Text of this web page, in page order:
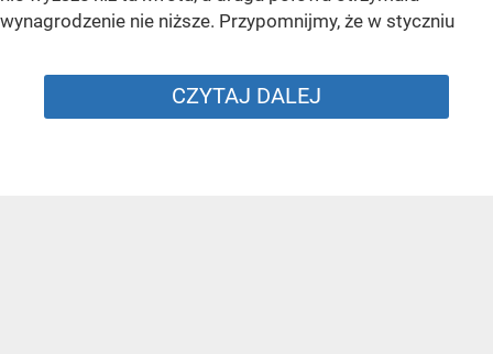
wynagrodzenie nie niższe. Przypomnijmy, że w styczniu
CZYTAJ DALEJ